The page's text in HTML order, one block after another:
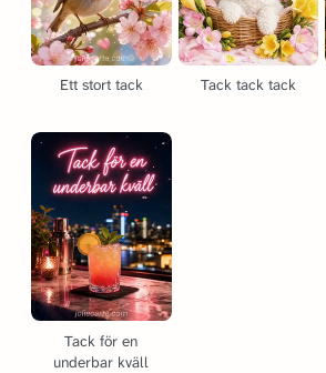
Ett stort tack Tack tack tack
Tack för en
underbar kväll